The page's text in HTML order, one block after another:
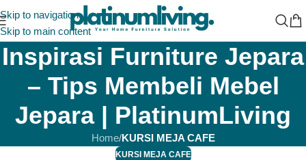
Skip to navigation
Skip to main content
Inspirasi Furniture Jepara
– Tips Membeli Mebel
Jepara | PlatinumLiving
Home/KURSI MEJA CAFE
KURSI MEJA CAFE